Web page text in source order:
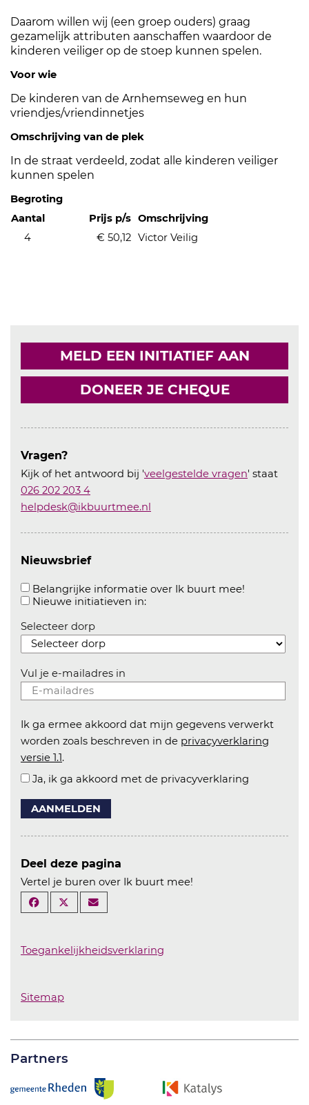
Daarom willen wij (een groep ouders) graag
gezamelijk attributen aanschaffen waardoor de
kinderen veiliger op de stoep kunnen spelen.
Voor wie
De kinderen van de Arnhemseweg en hun
vriendjes/vriendinnetjes
Omschrijving van de plek
In de straat verdeeld, zodat alle kinderen veiliger
kunnen spelen
Begroting
Aantal
Prijs p/s Omschrijving
4
€ 50,12 Victor Veilig
MELD EEN INITIATIEF AAN
DONEER JE CHEQUE
Vragen?
Kijk of het antwoord bij 'veelgestelde vragen' staat
026 202 203 4
helpdesk@ikbuurtmee.nl
Nieuwsbrief
Belangrijke informatie over Ik buurt mee!
Nieuwe initiatieven in:Aanvinken om informatie over
Selecteer dorp
Vul je e-mailadres in
Ik ga ermee akkoord dat mijn gegevens verwerkt
worden zoals beschreven in de privacyverklaring
versie 1.1.
Ja, ik ga akkoord met de privacyverklaring
AANMELDEN
Deel deze pagina
Vertel je buren over Ik buurt mee!
Toegankelijkheidsverklaring
Sitemap
Partners